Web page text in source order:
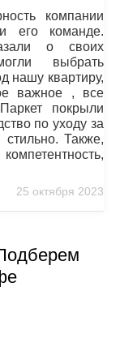
компании
его команде.
о своих
выбрать
нашу квартиру,
важное , все
покрыли
по уходу за
Также,
25 октября 2023